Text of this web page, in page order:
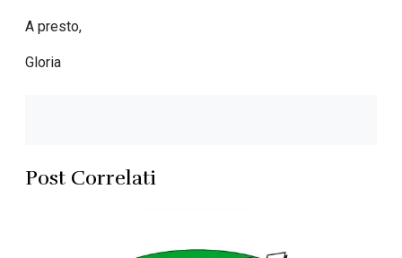
A presto,
Gloria
Post Correlati